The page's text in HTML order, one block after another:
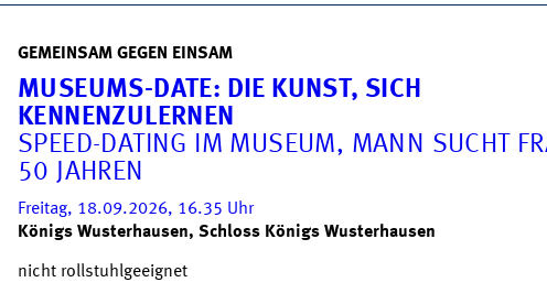
GEMEINSAM GEGEN EINSAM
MUSEUMS-DATE: DIE KUNST, SICH
KENNENZULERNEN
SPEED-DATING IM MUSEUM, MANN SUCHT
50 JAHREN
Freitag, 18.09.2026, 16.35 Uhr
Königs Wusterhausen, Schloss Königs Wusterhausen
nicht rollstuhlgeeignet